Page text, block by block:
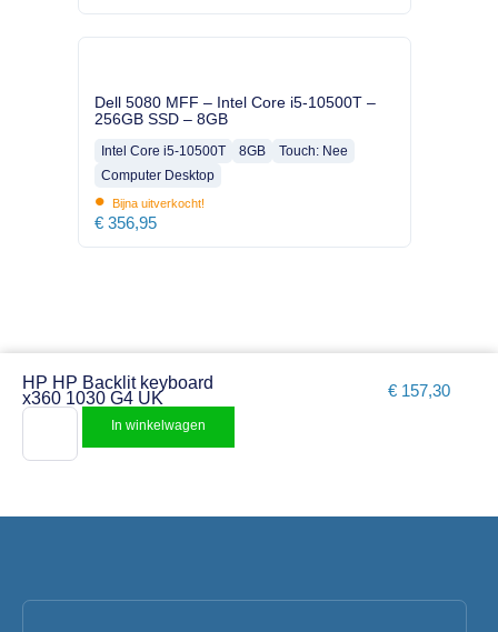
Dell 5080 MFF – Intel Core i5-10500T –
256GB SSD – 8GB
Intel Core i5-10500T 8GB
Touch: Nee
Computer Desktop
• Bijna uitverkocht!
€ 356,95
HP HP Backlit keyboard
x360 1030 G4 UK
€ 157,30
In winkelwagen